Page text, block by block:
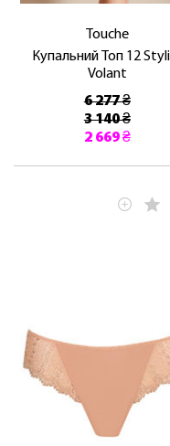
Touche
Купальний Топ 12
Volant
6 277 ₴
3 140 ₴
2 669 ₴